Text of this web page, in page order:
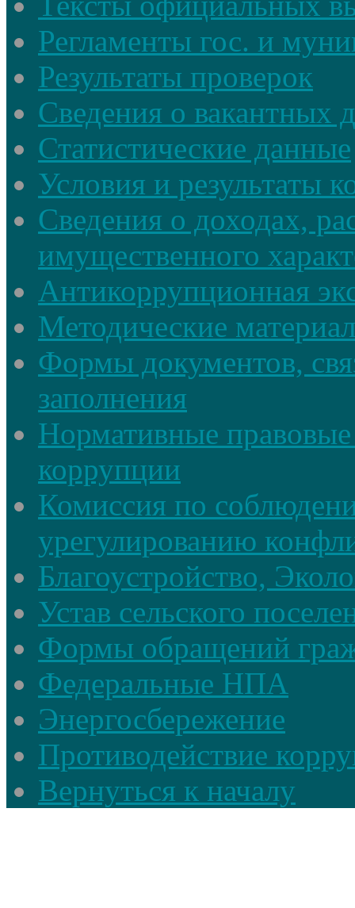
Регламенты гос. и
Результаты проверок
Сведения о вакантных
Статистические данные
Условия и результаты
Сведения о доходах,
имущественного
Антикоррупционная
Методические
Формы документов,
заполнения
Нормативные
коррупции
Комиссия по
урегулированию
Благоустройство,
Устав сельского
Формы обращений
Федеральные НПА
Энергосбережение
Противодействие
Вернуться к началу